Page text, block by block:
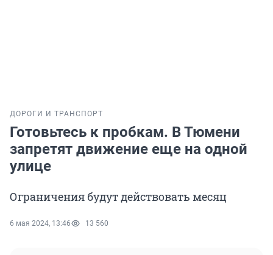
ДОРОГИ И ТРАНСПОРТ
Готовьтесь к пробкам. В Тюмени
запретят движение еще на одной
улице
Ограничения будут действовать месяц
6 мая 2024, 13:46 13 560